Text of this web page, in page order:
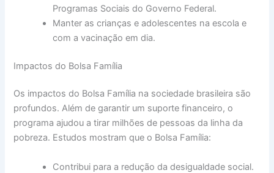
Programas Sociais do Governo Federal.
Manter as crianças e adolescentes na escola e
com a vacinação em dia.
Impactos do Bolsa Família
Os impactos do Bolsa Família na sociedade brasileira são
profundos. Além de garantir um suporte financeiro, o
programa ajudou a tirar milhões de pessoas da linha da
pobreza. Estudos mostram que o Bolsa Família:
Contribui para a redução da desigualdade social.